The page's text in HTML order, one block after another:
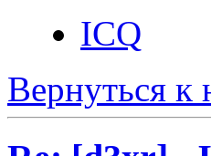
ICQ
Вернуться к